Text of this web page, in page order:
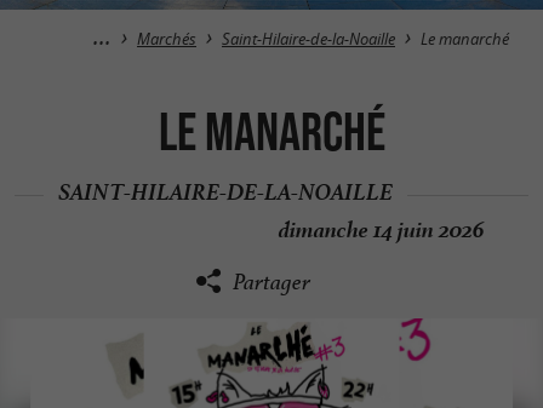
Marchés Saint-Hilaire-de-la-Noaille Le manarché
Le manarché
SAINT-HILAIRE-DE-LA-NOAILLE
dimanche 14 juin 2026
Partager